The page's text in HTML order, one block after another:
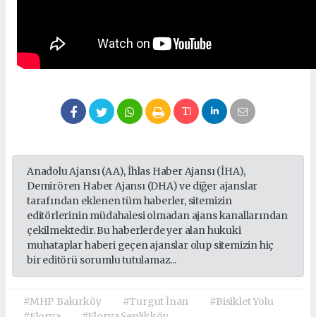
Anadolu Ajansı (AA), İhlas Haber Ajansı (İHA),
Demirören Haber Ajansı (DHA) ve diğer ajanslar
tarafından eklenen tüm haberler, sitemizin
editörlerinin müdahalesi olmadan ajans kanallarından
çekilmektedir. Bu haberlerde yer alan hukuki
muhataplar haberi geçen ajanslar olup sitemizin hiç
bir editörü sorumlu tutulamaz...
#MHP Bakırköy #Turgut İnan
#Bisiklet Yolu